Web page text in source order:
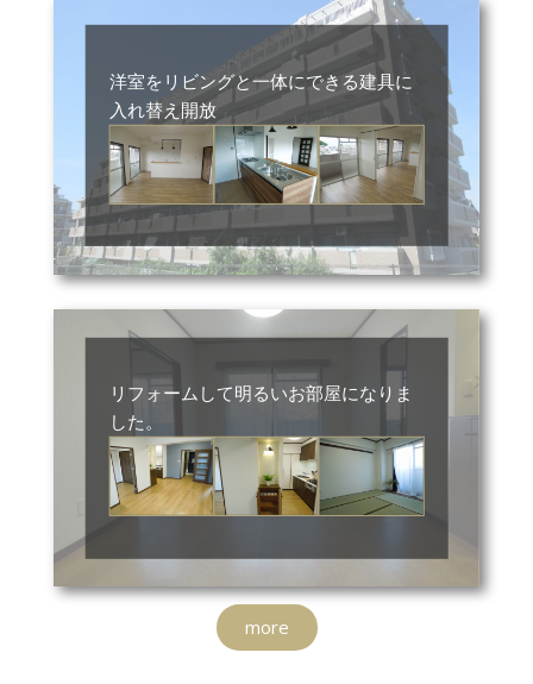
洋室をリビングと一体にできる建具に
入れ替え開放
リフォームして明るいお部屋になりま
した。
more